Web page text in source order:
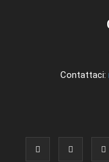
Contattaci: